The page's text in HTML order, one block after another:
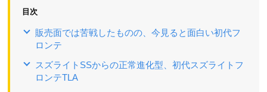
目次
販売面では苦戦したものの、今見ると面白い初代フ
ロンテ
スズライトSSからの正常進化型、初代スズライトフ
ロンテTLA